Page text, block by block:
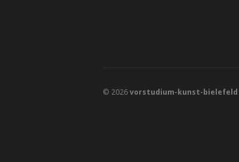
© 2026 vorstudium-kunst-bielefeld